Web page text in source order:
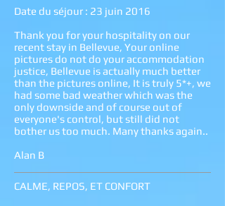
Date du séjour : 23 juin 2016
Thank you for your hospitality on our
recent stay in Bellevue, Your online
pictures do not do your accommodation
justice, Bellevue is actually much better
than the pictures online, It is truly 5*+, we
had some bad weather which was the
only downside and of course out of
everyone's control, but still did not
bother us too much. Many thanks again..
Alan B
CALME, REPOS, ET CONFORT